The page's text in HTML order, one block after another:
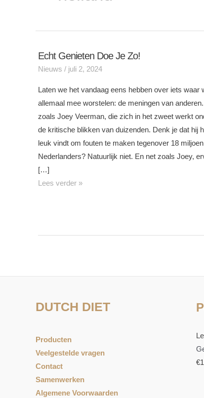
Echt Genieten Doe Je Zo!
Nieuws / juli 2, 2024
Laten we het vandaag eens hebben over iets waar
allemaal mee worstelen: de meningen van
zoals Joey Veerman, die zich in het zweet werkt
de kritische blikken van duizenden. Denk je dat hij
leuk vindt om fouten te maken tegenover 18 miljoen
Nederlanders? Natuurlijk niet. En net zoals Joey,
[…]
Echt
genieten
Lees verder »
DUTCH DIET
Producten
Veelgestelde vragen
Contact
Samenwerken
Algemene Voorwaarden
€